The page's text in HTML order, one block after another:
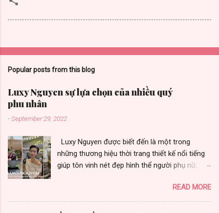
Popular posts from this blog
Luxy Nguyen sự lựa chọn của nhiều quý
phu nhân
-September 29, 2022
Luxy Nguyen được biết đến là một trong
những thương hiệu thời trang thiết kế nổi tiếng
giúp tôn vinh nét đẹp hình thể người phụ nữ,
đẹp sang trọng. Thương hiệu thời trang Luxy
Nguyen gây ấn tượng bởi chất lượng và sự đa
READ MORE